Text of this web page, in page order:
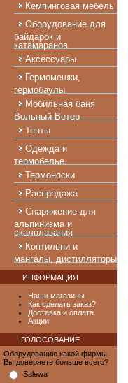
Кемпинговая мебель
Оборудование для
байдарок и
катамаранов
Аксессуары
Гермомешки,
гермобаулы
Мобильная баня
Вольный Ветер
Тенты
Одежда и
термобелье
Термоноски
Распродажа
Снаряжение для
альпинизма и
скалолазания
Коптильни и
мангалы, дистилляторы
ИНФОРМАЦИЯ
Наши магазины
Как сделать заказ?
Доставка и оплата
Акции
ГОЛОСОВАНИЕ
Оборудованию какой фирмы
Вы доверяете больше всего?
Salewa